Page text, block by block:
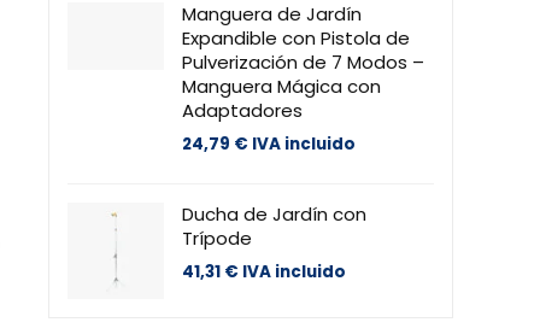
Manguera de Jardín
Expandible con Pistola de
Pulverización de 7 Modos –
Manguera Mágica con
Adaptadores
24,79 € IVA incluido
Ducha de Jardín con
Trípode
41,31 € IVA incluido